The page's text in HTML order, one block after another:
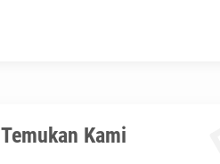
Temukan Kami